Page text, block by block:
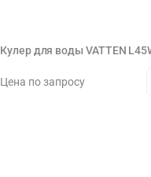
Кулер для воды VATTEN
Цена по запросу